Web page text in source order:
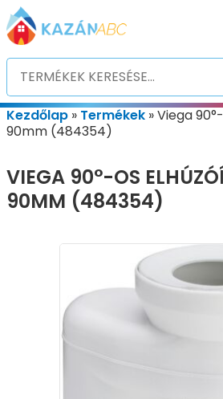
Kezdőlap » Termékek »Viega
90mm (484354)
VIEGA 90°-OS
90MM (484354)